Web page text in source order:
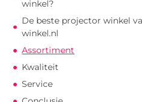
winkel?
De beste projector winkel
winkel.nl
Assortiment
Kwaliteit
Service